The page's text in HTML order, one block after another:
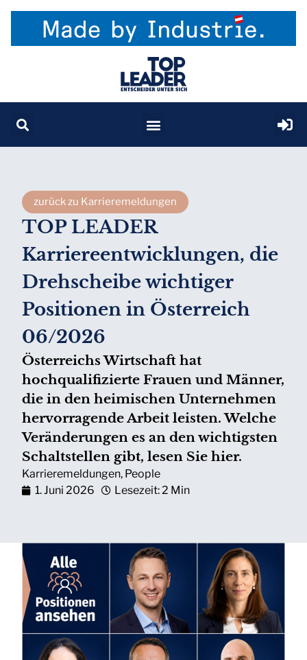
zurück zu Karrieremeldungen
TOP LEADER
Karriereentwicklungen, die
Drehscheibe wichtiger
Positionen in Österreich
06/2026
Österreichs Wirtschaft hat
hochqualifizierte Frauen und Männer,
die in den heimischen Unternehmen
hervorragende Arbeit leisten. Welche
Veränderungen es an den wichtigsten
Schaltstellen gibt, lesen Sie hier.
Karrieremeldungen, People
1. Juni 2026
Lesezeit: 2 Min